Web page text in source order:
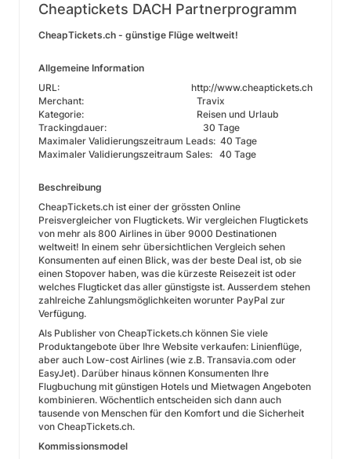
Cheaptickets DACH Partnerprogramm
CheapTickets.ch - günstige Flüge weltweit!
Allgemeine Information
URL: http://www.cheaptickets.ch
Merchant: Travix
Kategorie: Reisen und Urlaub
Trackingdauer: 30 Tage
Maximaler Validierungszeitraum Leads: 40 Tage
Maximaler Validierungszeitraum Sales: 40 Tage
Beschreibung
CheapTickets.ch ist einer der grössten Online
Preisvergleicher von Flugtickets. Wir vergleichen Flugtickets
von mehr als 800 Airlines in über 9000 Destinationen
weltweit! In einem sehr übersichtlichen Vergleich sehen
Konsumenten auf einen Blick, was der beste Deal ist, ob sie
einen Stopover haben, was die kürzeste Reisezeit ist oder
welches Flugticket das aller günstigste ist. Ausserdem stehen
zahlreiche Zahlungsmöglichkeiten worunter PayPal zur
Verfügung.
Als Publisher von CheapTickets.ch können Sie viele
Produktangebote über Ihre Website verkaufen: Linienflüge,
aber auch Low-cost Airlines (wie z.B. Transavia.com oder
EasyJet). Darüber hinaus können Konsumenten Ihre
Flugbuchung mit günstigen Hotels und Mietwagen Angeboten
kombinieren. Wöchentlich entscheiden sich dann auch
tausende von Menschen für den Komfort und die Sicherheit
von CheapTickets.ch.
Kommissionsmodel